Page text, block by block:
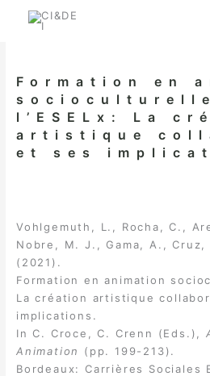
Formation en
l’ESELx: La
artistique
et ses
Vohlgemuth, L., Rocha, C.,
Nobre, M. J., Gama, A., Cruz,
(2021).
Formation en animation
La création artistique
implications.
In C. Croce, C. Crenn (Eds.),
Animation
(pp. 199-213).
Bordeaux: Carrières Sociales